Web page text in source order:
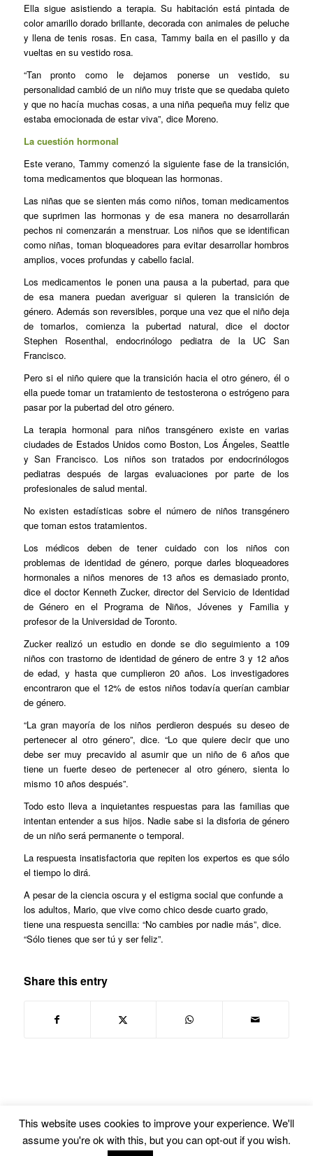
Ella sigue asistiendo a terapia. Su habitación está pintada de
color amarillo dorado brillante, decorada con animales de peluche
y llena de tenis rosas. En casa, Tammy baila en el pasillo y da
vueltas en su vestido rosa.
“Tan pronto como le dejamos ponerse un vestido, su
personalidad cambió de un niño muy triste que se quedaba quieto
y que no hacía muchas cosas, a una niña pequeña muy feliz que
estaba emocionada de estar viva”, dice Moreno.
La cuestión hormonal
Este verano, Tammy comenzó la siguiente fase de la transición,
toma medicamentos que bloquean las hormonas.
Las niñas que se sienten más como niños, toman medicamentos
que suprimen las hormonas y de esa manera no desarrollarán
pechos ni comenzarán a menstruar. Los niños que se identifican
como niñas, toman bloqueadores para evitar desarrollar hombros
amplios, voces profundas y cabello facial.
Los medicamentos le ponen una pausa a la pubertad, para que
de esa manera puedan averiguar si quieren la transición de
género. Además son reversibles, porque una vez que el niño deja
de tomarlos, comienza la pubertad natural, dice el doctor
Stephen Rosenthal, endocrinólogo pediatra de la UC San
Francisco.
Pero si el niño quiere que la transición hacia el otro género, él o
ella puede tomar un tratamiento de testosterona o estrógeno para
pasar por la pubertad del otro género.
La terapia hormonal para niños transgénero existe en varias
ciudades de Estados Unidos como Boston, Los Ángeles, Seattle
y San Francisco. Los niños son tratados por endocrinólogos
pediatras después de largas evaluaciones por parte de los
profesionales de salud mental.
No existen estadísticas sobre el número de niños transgénero
que toman estos tratamientos.
Los médicos deben de tener cuidado con los niños con
problemas de identidad de género, porque darles bloqueadores
hormonales a niños menores de 13 años es demasiado pronto,
dice el doctor Kenneth Zucker, director del Servicio de Identidad
de Género en el Programa de Niños, Jóvenes y Familia y
profesor de la Universidad de Toronto.
Zucker realizó un estudio en donde se dio seguimiento a 109
niños con trastorno de identidad de género de entre 3 y 12 años
de edad, y hasta que cumplieron 20 años. Los investigadores
encontraron que el 12% de estos niños todavía querían cambiar
de género.
“La gran mayoría de los niños perdieron después su deseo de
pertenecer al otro género”, dice. “Lo que quiere decir que uno
debe ser muy precavido al asumir que un niño de 6 años que
tiene un fuerte deseo de pertenecer al otro género, sienta lo
mismo 10 años después”.
Todo esto lleva a inquietantes respuestas para las familias que
intentan entender a sus hijos. Nadie sabe si la disforia de género
de un niño será permanente o temporal.
La respuesta insatisfactoria que repiten los expertos es que sólo
el tiempo lo dirá.
A pesar de la ciencia oscura y el estigma social que confunde a
los adultos, Mario, que vive como chico desde cuarto grado,
tiene una respuesta sencilla: “No cambies por nadie más”, dice.
“Sólo tienes que ser tú y ser feliz”.
Share this entry
© Copyright -Euskal Herriko Gay-Les Askapen Mugimendua- powered by
This website uses cookies to improve your experience. We'll
assume you're ok with this, but you can opt-out if you wish.